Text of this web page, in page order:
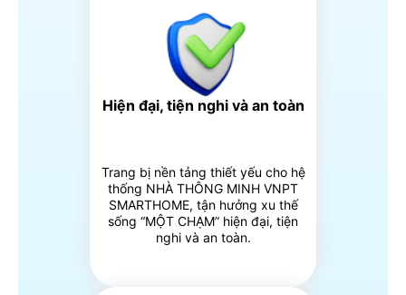
Hiện đại, tiện nghi và an toàn
Trang bị nền tảng thiết yếu cho hệ
thống NHÀ THÔNG MINH VNPT
SMARTHOME, tận hưởng xu thế
sống “MỘT CHẠM” hiện đại, tiện
nghi và an toàn.